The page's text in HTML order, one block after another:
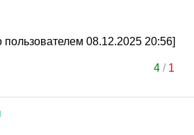
08.12.2025 20:56]
4/ 1